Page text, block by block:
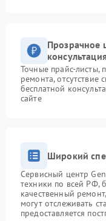
Прозрачное
Точные прайс-листы,
ремонта, отсутствие
бесплатной
сайте
Широкий
Сервисный центр
техники по всей РФ,
качественный
могут отслеживать
предоставляется